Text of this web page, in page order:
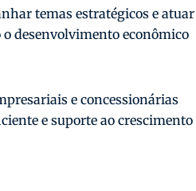
temas estratégicos e atuar
desenvolvimento econômico
e concessionárias
e suporte ao crescimento